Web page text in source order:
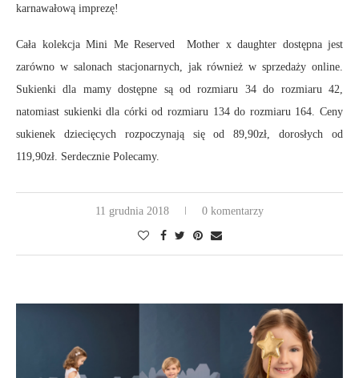
karnawałową imprezę!
Cała kolekcja Mini Me Reserved Mother x daughter dostępna jest
zarówno w salonach stacjonarnych, jak również w sprzedaży online.
Sukienki dla mamy dostępne są od rozmiaru 34 do rozmiaru 42,
natomiast sukienki dla córki od rozmiaru 134 do rozmiaru 164. Ceny
sukienek dziecięcych rozpoczynają się od 89,90zł, dorosłych od
119,90zł. Serdecznie Polecamy.
11 grudnia 2018 0 komentarzy